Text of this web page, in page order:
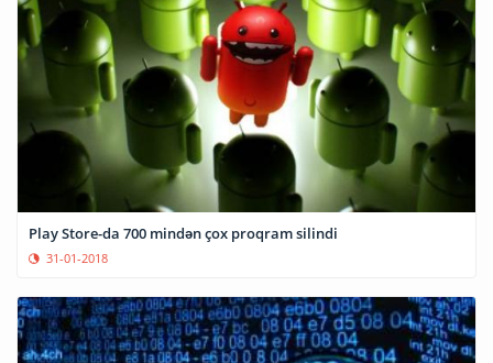
Play Store-da 700 mindən çox proqram silindi
31-01-2018